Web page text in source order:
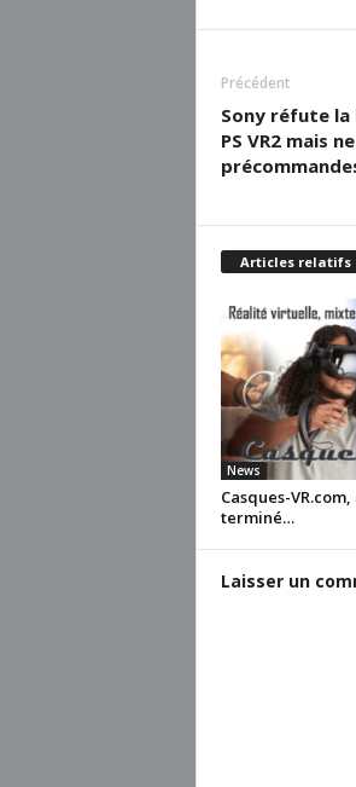
Précédent
Sony réfute
PS VR2 mais
Articles relatifs
News
Casques-VR.com,
terminé…
Laisser un